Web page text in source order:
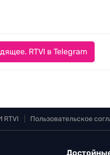
RTVI в Telegram
Пользовательское